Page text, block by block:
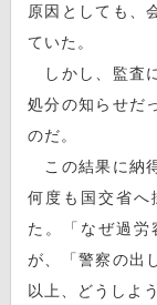
原因としても、
ていた。
しかし、監査
処分の知らせだ
のだ。
この結果に納
何度も国交省へ
た。「なぜ過労
が、「警察の出
以上、どうしよ